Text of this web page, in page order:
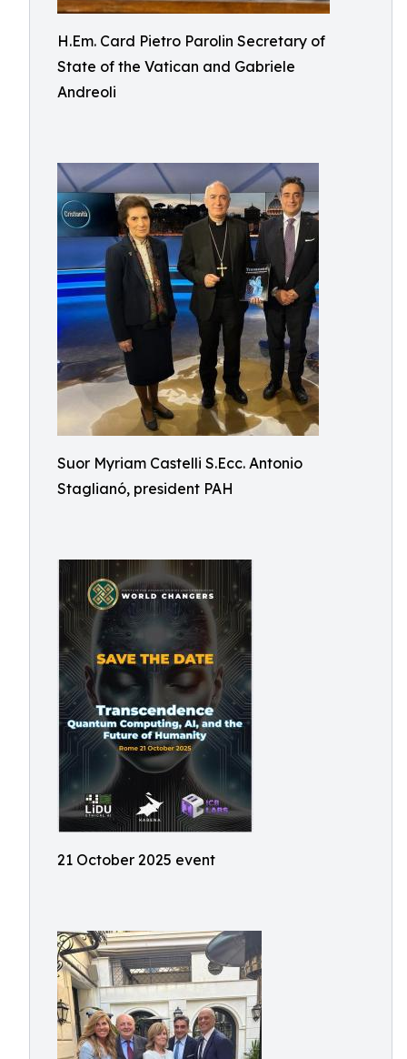
H.Em. Card Pietro Parolin Secretary of
State of the Vatican and Gabriele
Andreoli
Suor Myriam Castelli S.Ecc. Antonio
Staglianó, president PAH
21 October 2025 event